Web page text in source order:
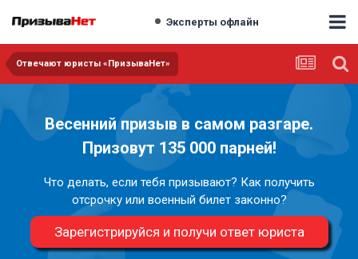
Эксперты офлайн
Отвечают юристы «ПризываНет»
Весенний призыв в самом разгаре.
Призовут 135 000 парней!
Что делать, если тебя призывают? Как получить
отсрочку или военный билет законно?
Зарегистрируйся и получи ответ юриста